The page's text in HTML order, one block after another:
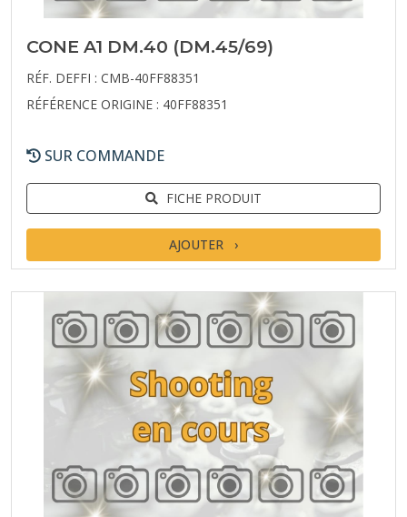
CONE A1 DM.40 (DM.45/69)
RÉF. DEFFI : CMB-40FF88351
RÉFÉRENCE ORIGINE : 40FF88351
SUR COMMANDE
FICHE PRODUIT
AJOUTER